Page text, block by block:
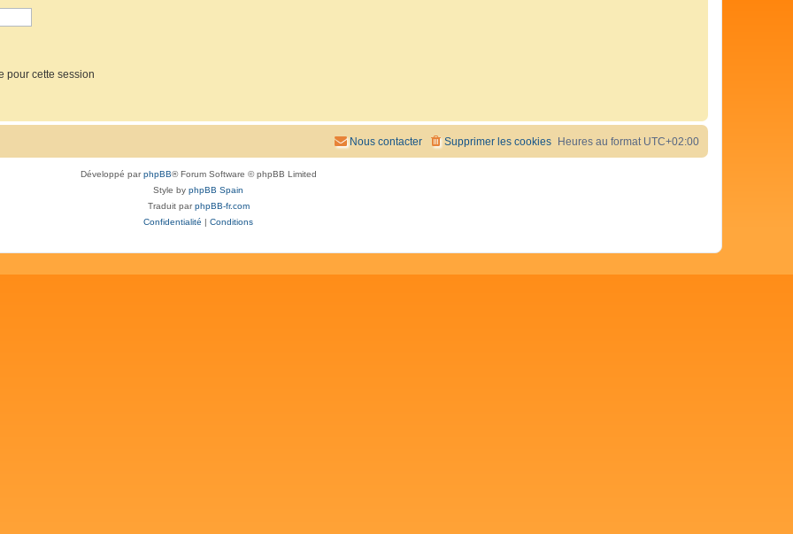
pour cette session
Heures au format UTC+02:00
Supprimer les cookies
Nous contacter
Développé parphpBB® Forum Software © phpBB Limited
Style by phpBB Spain
Traduit parphpBB-fr.com
Confidentialité
Conditions